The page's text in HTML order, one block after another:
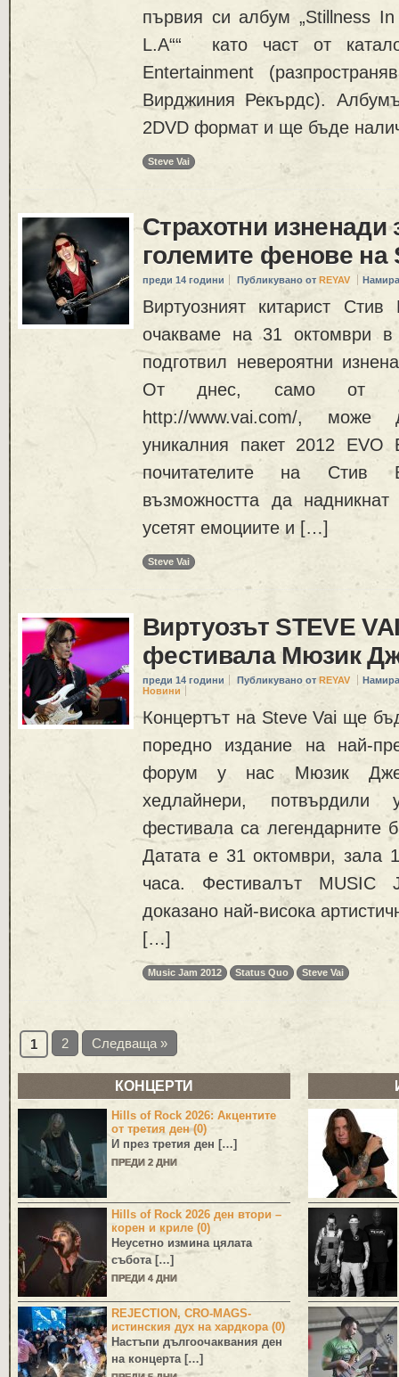
първия си албум „Stillness
L.A““ като част от
Entertainment
Вирджиния Рекърдс).
2DVD формат и ще бъде
Steve Vai
Страхотни изненади
големите фенове на
преди 14 години Публикувано от REYAV
Виртуозният китарист
очакваме на 31 октомври
подготвил невероятни
От днес, само от
http://www.vai.com/,
уникалния пакет 2012
почитателите на
възможността да
усетят емоциите и […]
Steve Vai
Виртуозът STEVE
фестивала Мюзик
преди 14 години Публикувано от REYAV
Новини
Концертът на Steve Vai ще
поредно издание на най-
форум у нас Мюзик
хедлайнери, потвърдили
фестивала са легендарните
Датата е 31 октомври, зала
часа. Фестивалът
доказано най-висока
[…]
Music Jam 2012 Status Quo Steve Vai
1 2 Следваща »
КОНЦЕРТИ
Hills of Rock 2026: Акцентите
от третия ден (0)
И през третия ден […]
ПРЕДИ 2 ДНИ
Hills of Rock 2026 ден втори –
корен и криле (0)
Неусетно измина цялата
събота […]
ПРЕДИ 4 ДНИ
REJECTION, CRO-MAGS-
истинския дух на хардкора (0)
Настъпи дългоочаквания ден
на концерта […]